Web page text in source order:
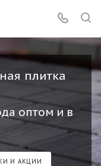
плитка
оптом и в
И АКЦИИ